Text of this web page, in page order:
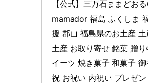
【公式】三万石ままどお
mamador 福島 ふくしま
援 郡山 福島県のお土産
土産 お取り寄せ 銘菓 贈り
イーツ 焼き菓子 和菓子 御
祝 お祝い 内祝い プレゼ